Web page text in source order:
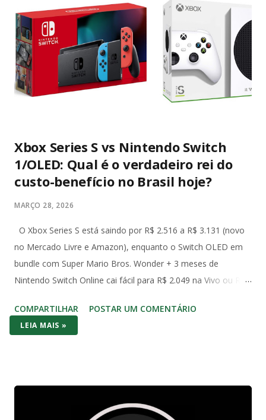
Xbox Series S vs Nintendo Switch
1/OLED: Qual é o verdadeiro rei do
custo-benefício no Brasil hoje?
MARÇO 28, 2026
O Xbox Series S está saindo por R$ 2.516 a R$ 3.131 (novo
no Mercado Livre e Amazon), enquanto o Switch OLED em
bundle com Super Mario Bros. Wonder + 3 meses de
Nintendo Switch Online cai fácil para R$ 2.049 na Vivo ou R$
original de 2017) aparece em promoções ainda mais baixas,
na casa dos R$ 2.000 com jogo incluso. No bolso brasileiro,
com centenas de AAA (Forza, Starfield, Call of Duty) e futuro-
COMPARTILHAR POSTAR UM COMENTÁRIO
LEIA MAIS »